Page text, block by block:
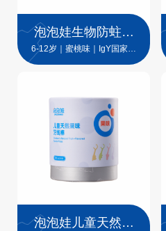
泡泡娃生物防蛀技
术儿童牙膏
6-12岁｜蜜桃味｜IgY国家专
泡泡娃儿童天然果